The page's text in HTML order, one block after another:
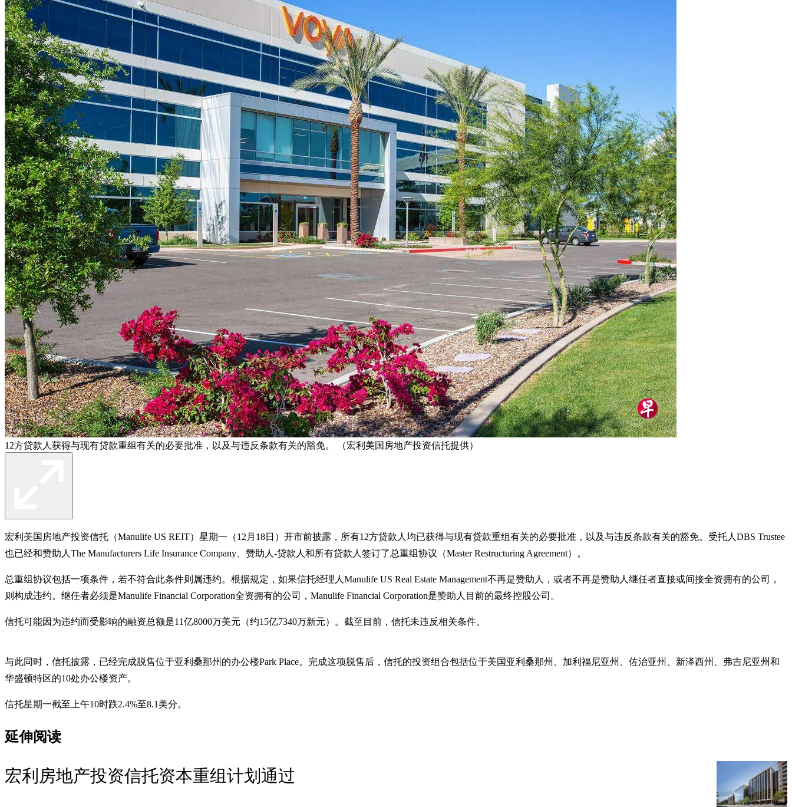
12方贷款人获得与现有贷款重组有关的必要批准，以及与违反条款有关的豁免。 （宏利美国房地产投资信托提供）
宏利美国房地产投资信托（Manulife US REIT）星期一（12月18日）开市前披露，所有12方贷款人均已获得与现有贷款重组有关的必要批准，以及与违反条款有关的豁免。受托人DBS Trustee
也已经和赞助人The Manufacturers Life Insurance Company、赞助人-贷款人和所有贷款人签订了总重组协议（Master Restructuring Agreement）。
总重组协议包括一项条件，若不符合此条件则属违约。根据规定，如果信托经理人Manulife US Real Estate Management不再是赞助人，或者不再是赞助人继任者直接或间接全资拥有的公司，
则构成违约。继任者必须是Manulife Financial Corporation全资拥有的公司，Manulife Financial Corporation是赞助人目前的最终控股公司。
信托可能因为违约而受影响的融资总额是11亿8000万美元（约15亿7340万新元）。截至目前，信托未违反相关条件。
与此同时，信托披露，已经完成脱售位于亚利桑那州的办公楼Park Place。完成这项脱售后，信托的投资组合包括位于美国亚利桑那州、加利福尼亚州、佐治亚州、新泽西州、弗吉尼亚州和
华盛顿特区的10处办公楼资产。
信托星期一截至上午10时跌2.4%至8.1美分。
延伸阅读
宏利房地产投资信托资本重组计划通过